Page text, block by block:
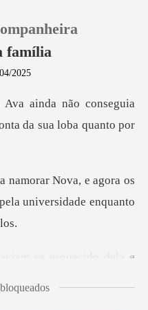
0
família
2025
uia
da sua
gora os
universi